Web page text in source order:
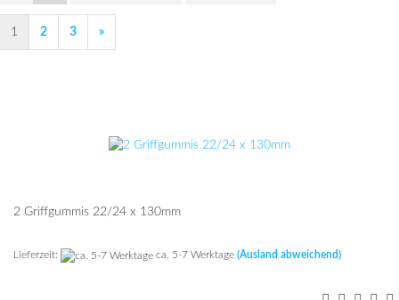
1 2 3 »
2 Griff­gum­mis 22/24 x 130mm
Lieferzeit: ca. 5-7 Werktage (Ausland abweichend)